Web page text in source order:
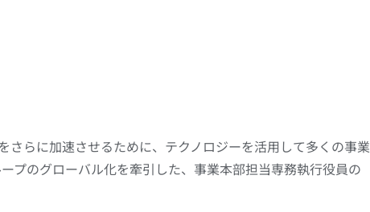
さらに加速させるために、テクノロジーを活用して多くの事業
プのグローバル化を牽引した、事業本部担当専務執行役員の